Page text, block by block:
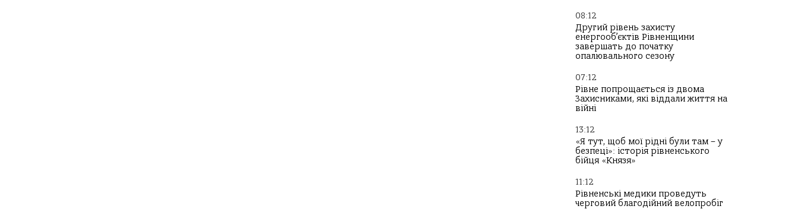
08:12
Другий рівень захисту
енергооб’єктів Рівненщини
завершать до початку
опалювального сезону
07:12
Рівне попрощається із двома
Захисниками, які віддали життя на
війні
13:12
«Я тут, щоб мої рідні були там – у
безпеці»: історія рівненського
бійця «Князя»
11:12
Рівненські медики проведуть
черговий благодійний велопробіг